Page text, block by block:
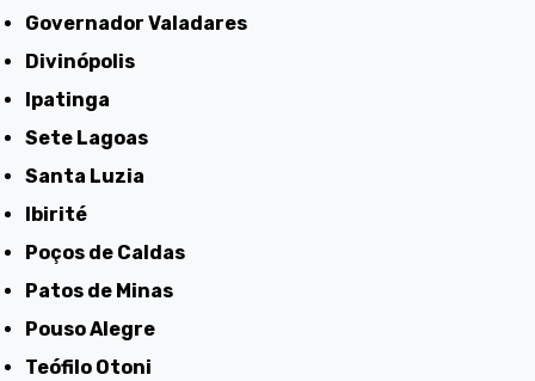
Governador Valadares
Divinópolis
Ipatinga
Sete Lagoas
Santa Luzia
Ibirité
Poços de Caldas
Patos de Minas
Pouso Alegre
Teófilo Otoni